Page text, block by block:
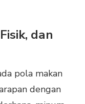
dan
pola makan
dengan